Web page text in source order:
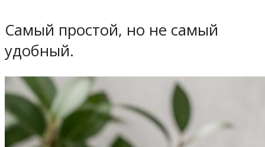
Самый простой, но не самый
удобный.